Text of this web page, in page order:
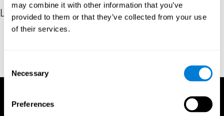
may combine it with other information that you’ve
provided to them or that they’ve collected from your use
of their services.
Selection
Necessary
Preferences
Les références
Bastiaanse, Y. R. M., Edwards, S., Maas, E., & Rispens, J. E.